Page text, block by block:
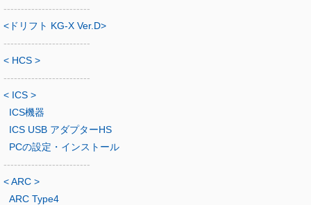
-------------------------
<ドリフト KG-X Ver.D>
-------------------------
< HCS >
-------------------------
< ICS >
ICS機器
ICS USB アダプターHS
PCの設定・インストール
-------------------------
< ARC >
ARC Type4